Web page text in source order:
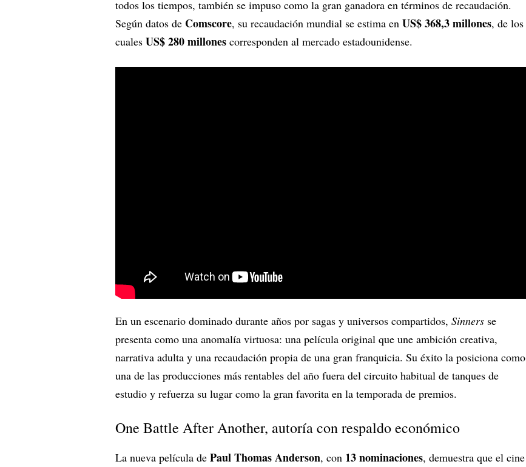
todos los tiempos, también se impuso como la gran ganadora en términos de recaudación.
Según datos de Comscore, su recaudación mundial se estima en US$ 368,3 millones, de los
cuales US$ 280 millones corresponden al mercado estadounidense.
En un escenario dominado durante años por sagas y universos compartidos, Sinners se
presenta como una anomalía virtuosa: una película original que une ambición creativa,
narrativa adulta y una recaudación propia de una gran franquicia. Su éxito la posiciona como
una de las producciones más rentables del año fuera del circuito habitual de tanques de
estudio y refuerza su lugar como la gran favorita en la temporada de premios.
One Battle After Another, autoría con respaldo económico
La nueva película de Paul Thomas Anderson, con 13 nominaciones, demuestra que el cine